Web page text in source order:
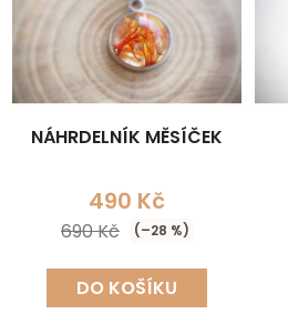
NÁHRDELNÍK MĚSÍČEK
490 Kč
690 Kč (–28 %)
DO KOŠÍKU